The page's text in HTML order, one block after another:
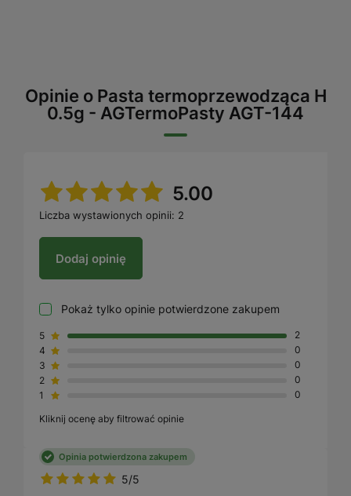
Opinie o Pasta termoprzewodząca H
0.5g - AGTermoPasty AGT-144
5.00
Liczba wystawionych opinii: 2
Dodaj opinię
Pokaż tylko opinie potwierdzone zakupem
5
2
4
0
3
0
2
0
1
0
Kliknij ocenę aby filtrować opinie
5/5
Opinia potwierdzona zakupem